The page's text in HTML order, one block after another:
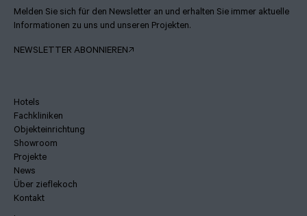
Melden Sie sich für den Newsletter an und erhalten Sie immer aktuelle
Informationen zu uns und unseren Projekten.
NEWSLETTER ABONNIEREN
Hotels
Fachkliniken
Objekteinrichtung
Showroom
Projekte
News
Über zieflekoch
Kontakt